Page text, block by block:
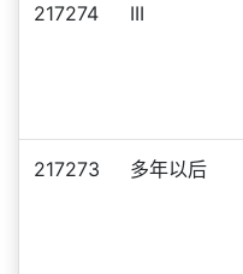
217274 III
217273 多年以后